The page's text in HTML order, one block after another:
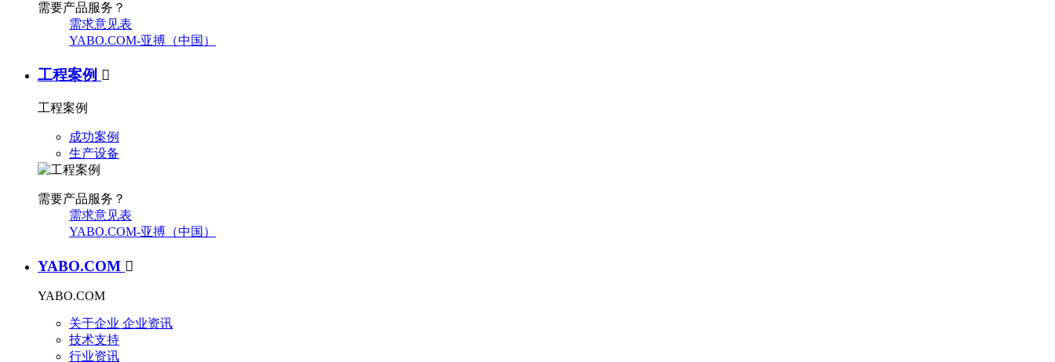
需要产品服务？
需求意见表
YABO.COM-亚搏（中国）
工程案例 
工程案例
成功案例
生产设备
需要产品服务？
需求意见表
YABO.COM-亚搏（中国）
YABO.COM 
YABO.COM
关于企业 企业资讯
技术支持
行业资讯